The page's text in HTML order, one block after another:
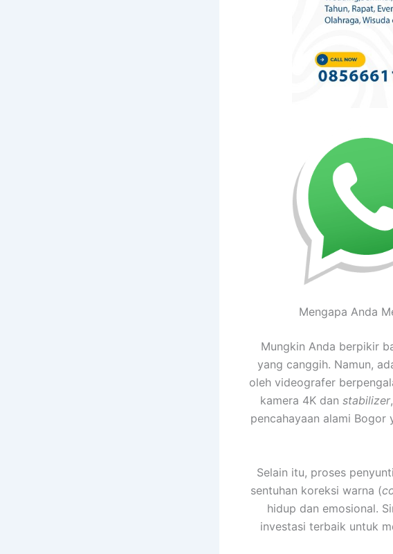
Mengapa Anda
Mungkin Anda berpikir
yang canggih. Namun,
oleh videografer
kamera 4K dan stabilizer
pencahayaan alami Bogor
Selain itu, proses
sentuhan koreksi warna (
hidup dan emosional.
investasi terbaik untuk